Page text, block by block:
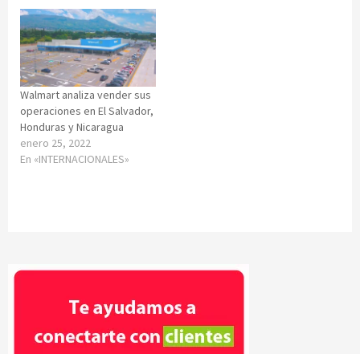
Walmart analiza vender sus
operaciones en El Salvador,
Honduras y Nicaragua
enero 25, 2022
En «INTERNACIONALES»